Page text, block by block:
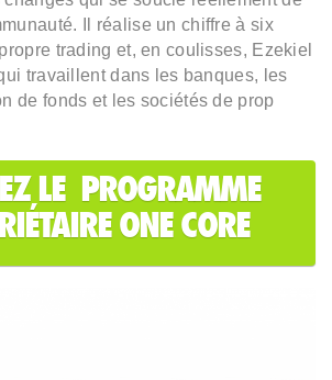
Il réalise un chiffre à six
trading et, en coulisses, Ezekiel
travaillent dans les banques, les
de fonds et les sociétés de prop
LE PROGRAMME
ONE CORE